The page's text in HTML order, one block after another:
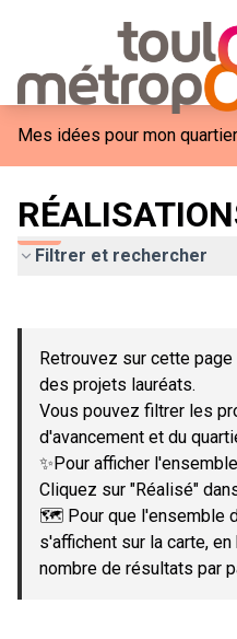
Mes idées pour mon
Filtrer et rechercher
−
Retrouvez sur cette
des projets lauréats.
Vous pouvez filtrer les
d'avancement et du
✨Pour afficher
Cliquez sur "Réalisé"
🗺️ Pour que l'ensemble
s'affichent sur la carte,
nombre de résultats par